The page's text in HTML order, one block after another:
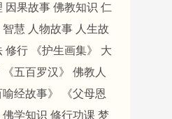
因果故事 佛教知识 仁
智慧 人物故事 人生故
修行 《护生画集》
大
《五百罗汉》
佛教人
喻经故事》
《父母恩
佛学知识 修行功课 梦